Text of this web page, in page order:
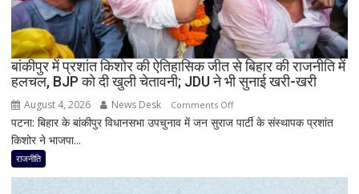
अध्यक्ष
नितिन
नवीन
का
पहला
आत्ममंथन
बांकीपुर में प्रशांत किशोर की ऐतिहासिक जीत से बिहार की राजनीति में
हलचल, BJP को दी खुली चेतावनी; JDU ने भी सुनाई खरी-खरी
August 4, 2026 News Desk Comments Offon
बांकीपुर
किशोर
पटना: बिहार के बांकीपुर विधानसभा उपचुनाव में जन सुराज पार्टी के संस्थापक प्रशांत
किशोर ने भाजपा...
राजनीति